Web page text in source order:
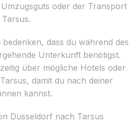
oder der Transport
dass du während des
Unterkunft benötigst.
über mögliche Hotels oder
damit du nach deiner
kannst.
Düsseldorf nach Tarsus